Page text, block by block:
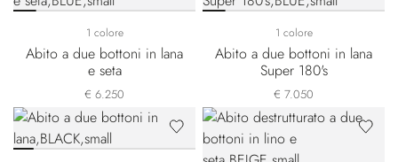
1 colore
Abito a due bottoni in lana
e seta
€ 6.250
1 colore
Abito a due bottoni in lana
Super 180's
€ 7.050